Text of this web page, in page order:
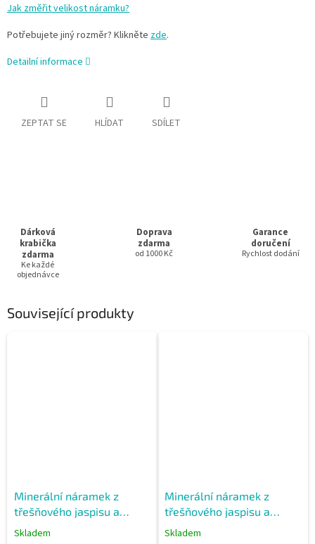
Jak změřit velikost náramku?
Potřebujete jiný rozměr? Klikněte zde.
Detailní informace
ZEPTAT SE HLÍDAT SDÍLET
Dárková
krabička
zdarma
Ke každé
objednávce
Doprava
zdarma
od 1000 Kč
Garance
doručení
Rychlost dodání
Související produkty
Minerální náramek z
třešňového jaspisu a
modrého achátu
Skladem
Minerální náramek z
třešňového jaspisu a
vločkového obsidiánu
Skladem